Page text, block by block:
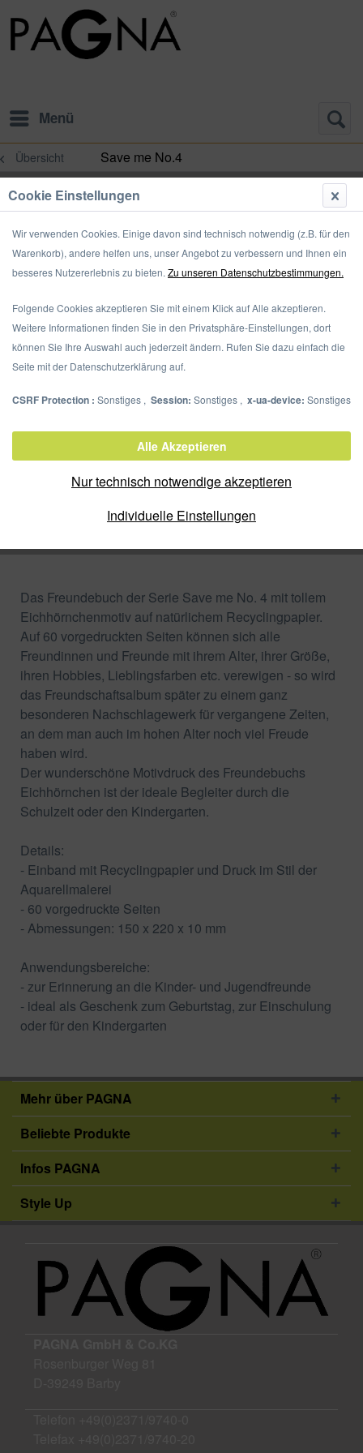
Menü
Übersicht Save me No.4
Freundebuch Eichhörnchen
Artikel-Nr.:
20377-15
Verpackungseinheit:
Das Freundebuch der Serie Save me No. 4 mit tollem
Eichhörnchenmotiv auf natürlichem Recyclingpapier.
Auf 60 vorgedruckten Seiten können sich alle
Freundinnen und Freunde mit ihrem Alter, ihrer Größe,
ihren Hobbies, Lieblingsfarben etc. verewigen - so wird
das Freundschaftsalbum später zu einem ganz
besonderen Nachschlagewerk für vergangene Zeiten,
an dem man auch im hohen Alter noch viel Freude
haben wird.
Der wunderschöne Motivdruck des Freundebuchs
Eichhörnchen ist der ideale Begleiter durch die
Schulzeit oder den Kindergarten.
Details:
- Einband mit Recyclingpapier und Druck im Stil der
Aquarellmalerei
- 60 vorgedruckte Seiten
- Abmessungen: 150 x 220 x 10 mm
Anwendungsbereiche:
- zur Erinnerung an die Kinder- und Jugendfreunde
- ideal als Geschenk zum Geburtstag, zur Einschulung
oder für den Kindergarten
Mehr über PAGNA
Beliebte Produkte
Infos PAGNA
Style Up
Cookie Einstellungen
Wir verwenden Cookies. Einige davon sind technisch notwendig (z.B. für den
Warenkorb), andere helfen uns, unser Angebot zu verbessern und Ihnen ein
besseres Nutzererlebnis zu bieten. Zu unseren Datenschutzbestimmungen.
Folgende Cookies akzeptieren Sie mit einem Klick auf Alle akzeptieren.
Weitere Informationen finden Sie in den Privatsphäre-Einstellungen, dort
können Sie Ihre Auswahl auch jederzeit ändern. Rufen Sie dazu einfach die
Seite mit der Datenschutzerklärung auf.
CSRF Protection : Sonstiges , Session: Sonstiges , x-ua-device: Sonstiges
Individuelle Einstellungen
Nur technisch notwendige akzeptieren
Alle Akzeptieren